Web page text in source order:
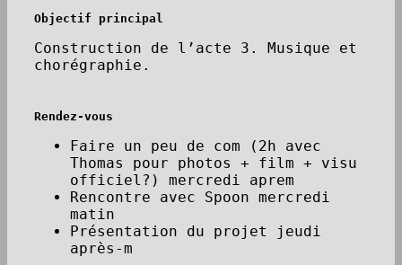
Objectif principal
Construction de l’acte 3. Musique et
chorégraphie.
Rendez-vous
Faire un peu de com (2h avec
Thomas pour photos + film + visu
officiel?) mercredi aprem
Rencontre avec Spoon mercredi
matin
Présentation du projet jeudi
après-m